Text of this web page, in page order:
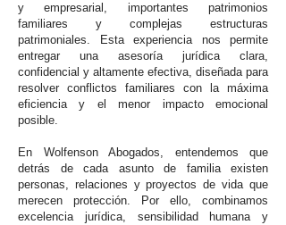
y empresarial, importantes patrimonios
familiares y complejas estructuras
patrimoniales. Esta experiencia nos permite
entregar una asesoría jurídica clara,
confidencial y altamente efectiva, diseñada para
resolver conflictos familiares con la máxima
eficiencia y el menor impacto emocional
posible.
En Wolfenson Abogados, entendemos que
detrás de cada asunto de familia existen
personas, relaciones y proyectos de vida que
merecen protección. Por ello, combinamos
excelencia jurídica, sensibilidad humana y